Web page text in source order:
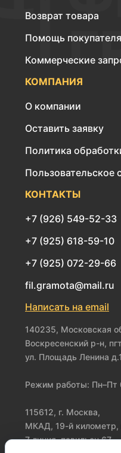
Возврат товара
Помощь
Коммерческие
КОМПАНИЯ
О компании
Оставить заявку
Политика
Пользовательское
КОНТАКТЫ
+7 (926) 549-52-33
+7 (925) 618-59-10
+7 (925) 072-29-66
fil.gramota@mail.ru
Написать на email
140235, Московская
Воскресенский р-н,
ул. Площадь Ленина д.1
Режим работы: Пн–Пт
115612, г. Москва,
МКАД, 19-й километр,
7 линия, павильон 67